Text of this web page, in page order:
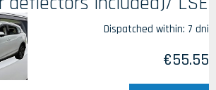
Dispatched within: 7 dni
€55.55